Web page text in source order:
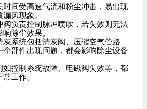
时间受高速气流和粉尘冲击，易出现
风现象。
阀负责控制脉冲喷吹，若失效则无法
除尘效果。
灰系统包括清灰阀、压缩空气管路
个部件出现问题，都会影响除尘设备
如控制系统故障、电磁阀失效等，都
工作。